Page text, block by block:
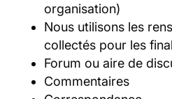
organisation)
Nous utilisons les
collectés pour les
Forum ou aire de
Commentaires